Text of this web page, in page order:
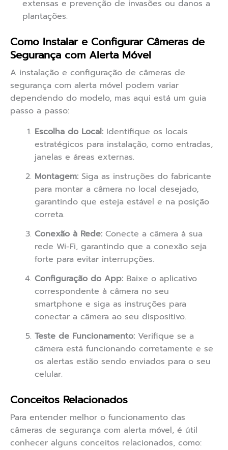
extensas e prevenção de invasões ou danos a
plantações.
Como Instalar e Configurar Câmeras de
Segurança com Alerta Móvel
A instalação e configuração de câmeras de
segurança com alerta móvel podem variar
dependendo do modelo, mas aqui está um guia
passo a passo:
Escolha do Local: Identifique os locais
estratégicos para instalação, como entradas,
janelas e áreas externas.
Montagem: Siga as instruções do fabricante
para montar a câmera no local desejado,
garantindo que esteja estável e na posição
correta.
Conexão à Rede: Conecte a câmera à sua
rede Wi-Fi, garantindo que a conexão seja
forte para evitar interrupções.
Configuração do App: Baixe o aplicativo
correspondente à câmera no seu
smartphone e siga as instruções para
conectar a câmera ao seu dispositivo.
Teste de Funcionamento: Verifique se a
câmera está funcionando corretamente e se
os alertas estão sendo enviados para o seu
celular.
Conceitos Relacionados
Para entender melhor o funcionamento das
câmeras de segurança com alerta móvel, é útil
conhecer alguns conceitos relacionados, como: